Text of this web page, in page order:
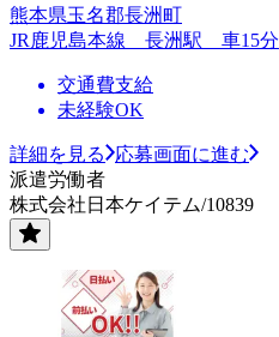
熊本県玉名郡長洲町
JR鹿児島本線 長洲駅 車15分
交通費支給
未経験OK
詳細を見る
応募画面に進む
派遣労働者
株式会社日本ケイテム/10839